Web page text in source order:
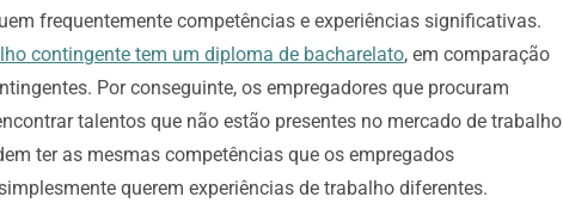
frequentemente competências e experiências significativas.
contingente tem um diploma de bacharelato, em comparação
Por conseguinte, os empregadores que procuram
talentos que não estão presentes no mercado de trabalho
ter as mesmas competências que os empregados
querem experiências de trabalho diferentes.